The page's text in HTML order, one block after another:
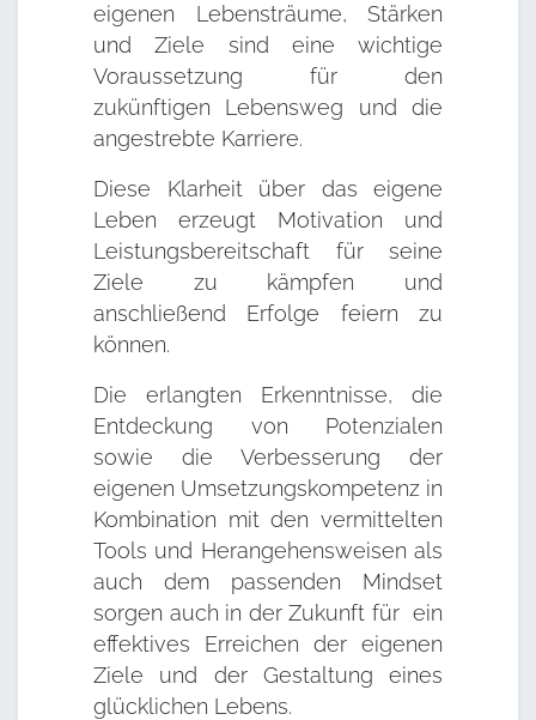
eigenen Lebensträume, Stärken
und Ziele sind eine wichtige
Voraussetzung für den
zukünftigen Lebensweg und die
angestrebte Karriere.
Diese Klarheit über das eigene
Leben erzeugt Motivation und
Leistungsbereitschaft für seine
Ziele zu kämpfen und
anschließend Erfolge feiern zu
können.
Die erlangten Erkenntnisse, die
Entdeckung von Potenzialen
sowie die Verbesserung der
eigenen Umsetzungskompetenz in
Kombination mit den vermittelten
Tools und Herangehensweisen als
auch dem passenden Mindset
sorgen auch in der Zukunft für ein
effektives Erreichen der eigenen
Ziele und der Gestaltung eines
glücklichen Lebens.